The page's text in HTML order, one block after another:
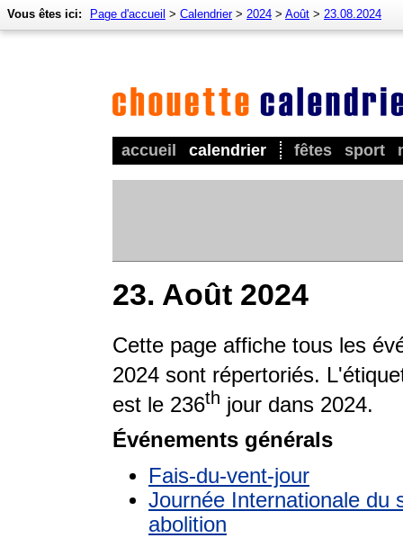
accueil calendrier fêtes sport
Vous êtes ici: Page d'accueil > Calendrier> 2024 > Août > 23.08.2024
23. Août 2024
Cette page affiche tous les
2024 sont répertoriés.
est le 236th jour dans 2024.
Événements générals
Fais-du-vent-jour
Journée Internationale du
abolition